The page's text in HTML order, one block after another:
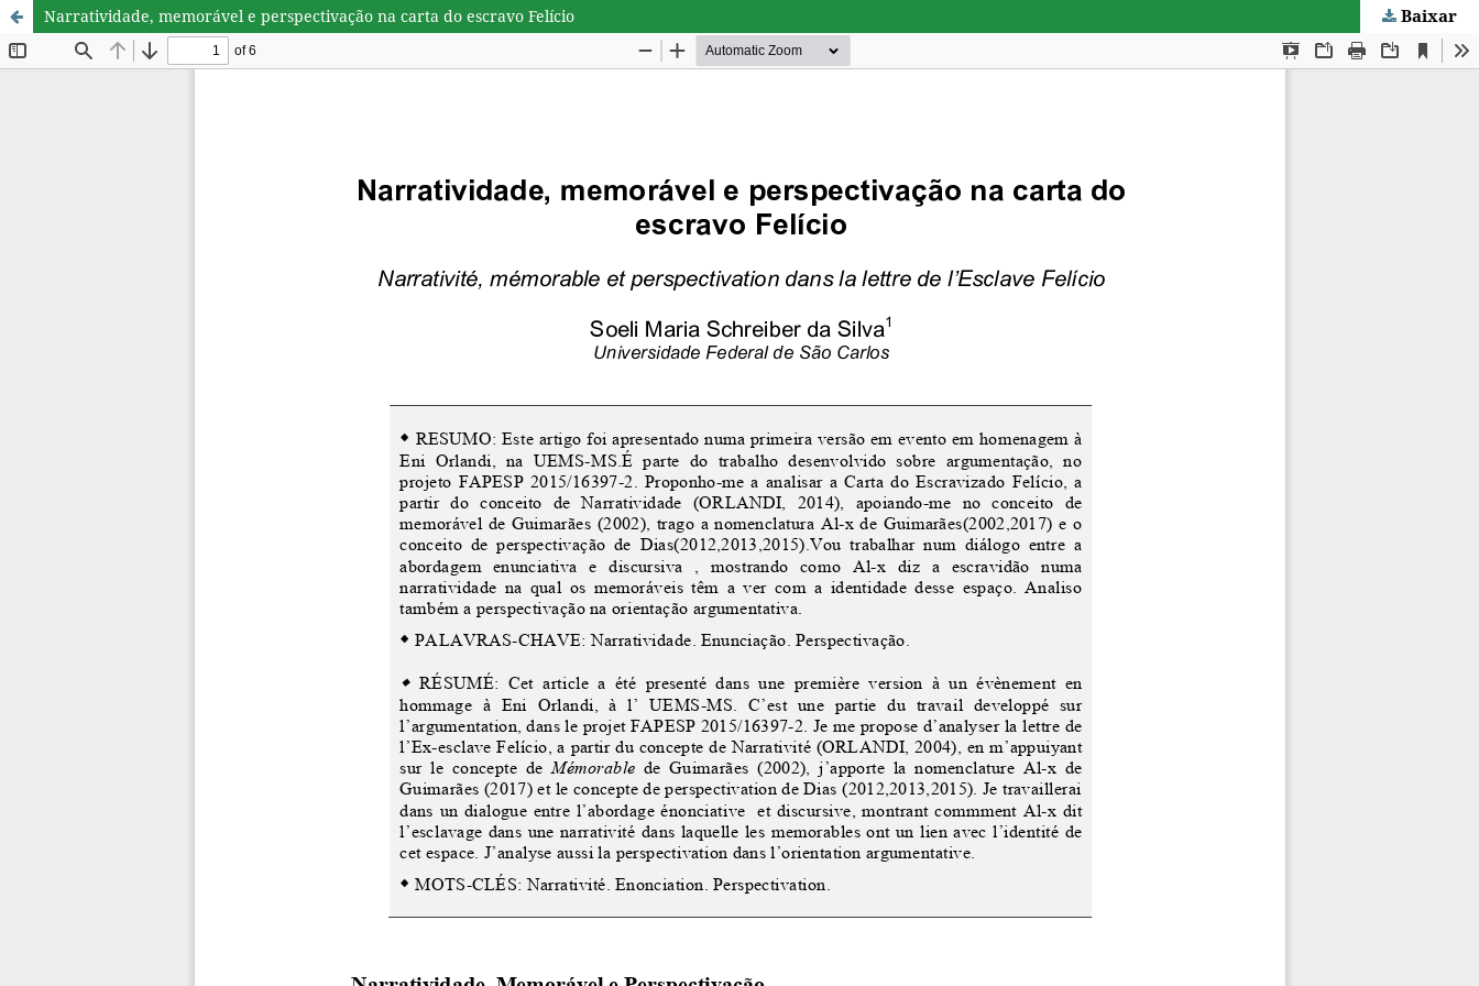
Narratividade, memorável e perspectivação na carta do escravo Felício Baixar